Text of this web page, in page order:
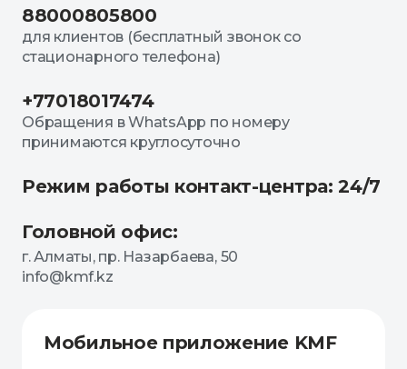
88000805800
для клиентов (бесплатный звонок со
стационарного телефона)
+77018017474
Обращения в WhatsApp по номеру
принимаются круглосуточно
Режим работы контакт-центра: 24/7
Головной офис:
г. Алматы, пр. Назарбаева, 50
info@kmf.kz
Мобильное приложение KMF